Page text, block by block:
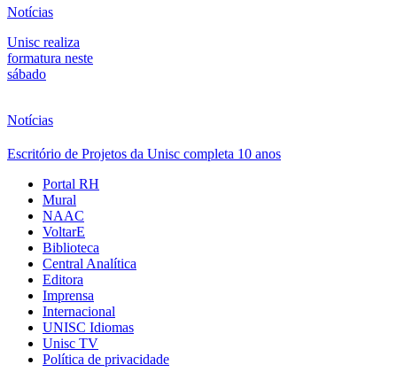
Notícias
Unisc realiza
formatura neste
sábado
Notícias
Escritório de Projetos da Unisc completa 10 anos
Portal RH
Mural
NAAC
VoltarE
Biblioteca
Central Analítica
Editora
Imprensa
Internacional
UNISC Idiomas
Unisc TV
Política de privacidade